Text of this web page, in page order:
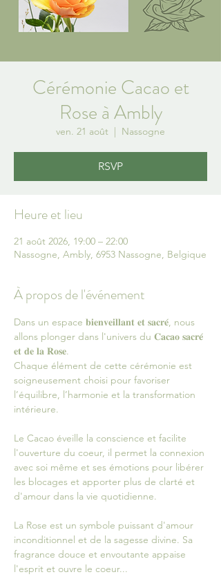
Cérémonie Cacao et
Rose à Ambly
ven. 21 août
  |
Nassogne
RSVP
Heure et lieu
21 août 2026, 19:00 – 22:00
Nassogne, Ambly, 6953 Nassogne, Belgique
À propos de l'événement
Dans un espace 𝐛𝐢𝐞𝐧𝐯𝐞𝐢𝐥𝐥𝐚𝐧𝐭 𝐞𝐭 𝐬𝐚𝐜𝐫𝐞́, nous
allons plonger dans l'univers du 𝐂𝐚𝐜𝐚𝐨 𝐬𝐚𝐜𝐫𝐞́
𝐞𝐭 𝐝𝐞 𝐥𝐚 𝐑𝐨𝐬𝐞.
Chaque élément de cette cérémonie est
soigneusement choisi pour favoriser
l’équilibre, l’harmonie et la transformation
intérieure.
Le Cacao éveille la conscience et facilite
l'ouverture du coeur, il permet la connexion
avec soi même et ses émotions pour libérer
les blocages et apporter plus de clarté et
d'amour dans la vie quotidienne.
La Rose est un symbole puissant d'amour
inconditionnel et de la sagesse divine. Sa
fragrance douce et envoutante appaise
l'esprit et ouvre le coeur...